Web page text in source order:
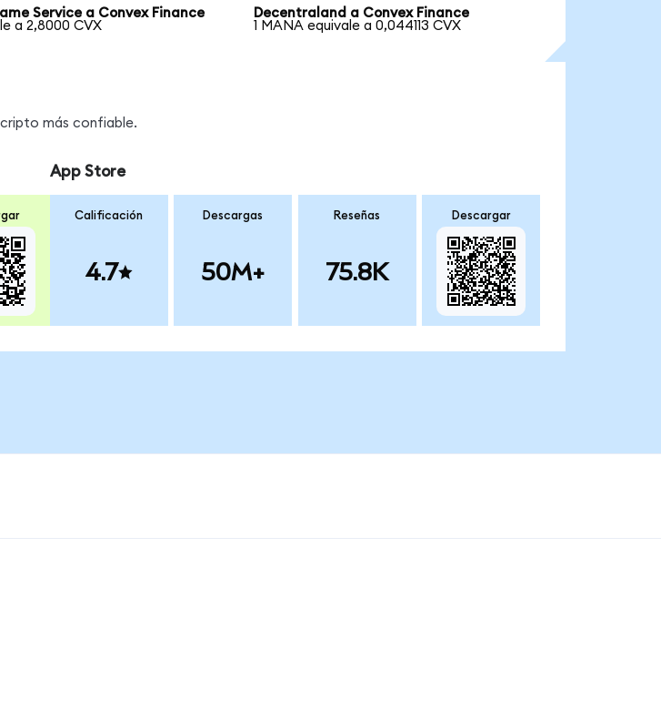
Service a Convex Finance
a 2,8000 CVX
Decentraland a Convex Finance
1 MANA equivale a 0,044113 CVX
más confiable.
App Store
Calificación
4.7
Descargas
50M+
Reseñas
75.8K
Descargar